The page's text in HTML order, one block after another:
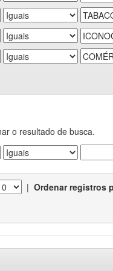
o resultado de busca.
| Ordenar registros